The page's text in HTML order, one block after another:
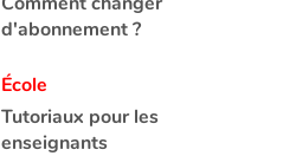
d'abonnement ?
École
Tutoriaux pour les
enseignants